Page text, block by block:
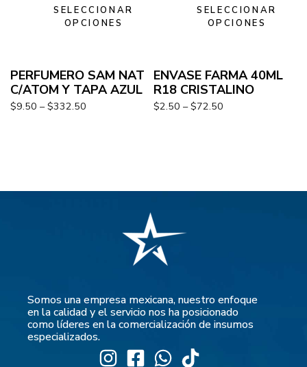
SELECCIONAR
OPCIONES
PERFUMERO SAM NAT
C/ATOM Y TAPA AZUL
$9.50 – $332.50
SELECCIONAR
OPCIONES
ENVASE FARMA 40ML
R18 CRISTALINO
$2.50 – $72.50
Somos una empresa mexicana, nuestro enfoque
en la calidad y el servicio nos ha posicionado
como líderes en la comercialización de insumos
especializados.